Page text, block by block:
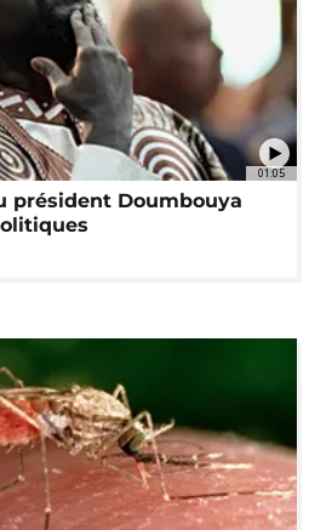
01:05
président Doumbouya